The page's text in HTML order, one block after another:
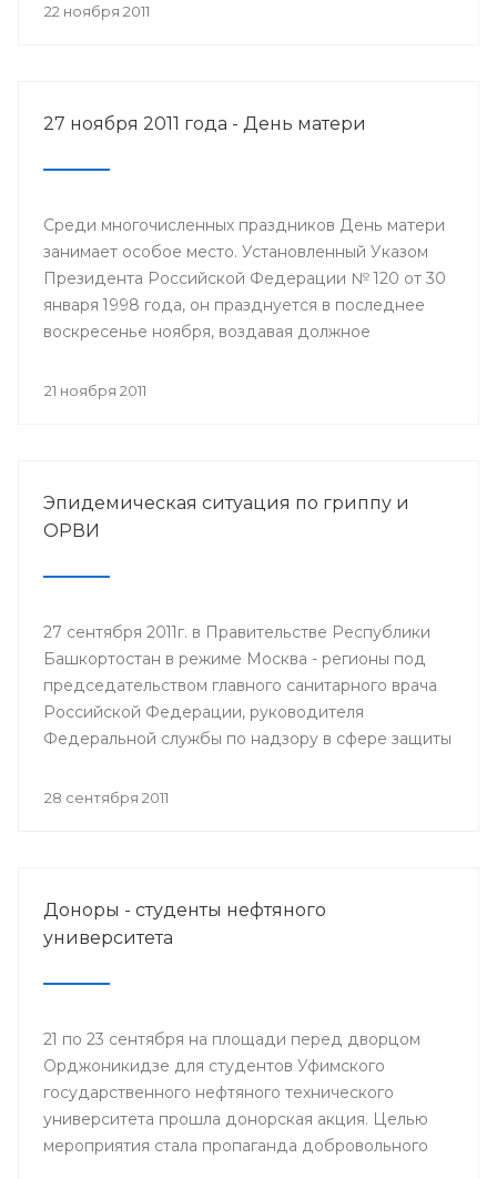
22 ноября 2011
27 ноября 2011 года - День матери
Среди многочисленных праздников День матери
занимает особое место. Установленный Указом
Президента Российской Федерации № 120 от 30
января 1998 года, он празднуется в последнее
воскресенье ноября, воздавая должное
ради блага своих детей.
21 ноября 2011
Эпидемическая ситуация по гриппу и
ОРВИ
27 сентября 2011г. в Правительстве Республики
Башкортостан в режиме Москва - регионы под
председательством главного санитарного врача
Российской Федерации, руководителя
Федеральной службы по надзору в сфере защиты
состоялось селекторное совещание
гриппу и ОРВИ и начале прививочной кампании
против гриппа в эпидсезон 2011-2012 годов».
28 сентября 2011
Доноры - студенты нефтяного
университета
21 по 23 сентября на площади перед дворцом
Орджоникидзе для студентов Уфимского
государственного нефтяного технического
университета прошла донорская акция. Целью
мероприятия стала пропаганда добровольного